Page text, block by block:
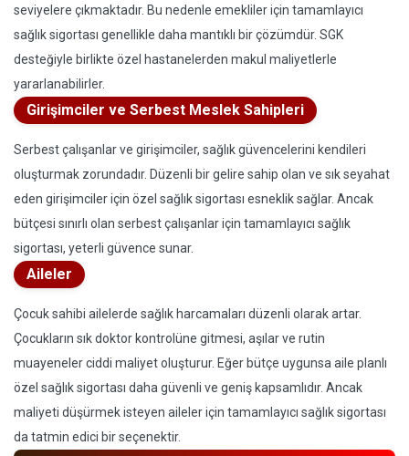
seviyelere çıkmaktadır. Bu nedenle emekliler için tamamlayıcı
sağlık sigortası genellikle daha mantıklı bir çözümdür. SGK
desteğiyle birlikte özel hastanelerden makul maliyetlerle
yararlanabilirler.
Girişimciler ve Serbest Meslek Sahipleri
Serbest çalışanlar ve girişimciler, sağlık güvencelerini kendileri
oluşturmak zorundadır. Düzenli bir gelire sahip olan ve sık seyahat
eden girişimciler için özel sağlık sigortası esneklik sağlar. Ancak
bütçesi sınırlı olan serbest çalışanlar için tamamlayıcı sağlık
sigortası, yeterli güvence sunar.
Aileler
Çocuk sahibi ailelerde sağlık harcamaları düzenli olarak artar.
Çocukların sık doktor kontrolüne gitmesi, aşılar ve rutin
muayeneler ciddi maliyet oluşturur. Eğer bütçe uygunsa aile planlı
özel sağlık sigortası daha güvenli ve geniş kapsamlıdır. Ancak
maliyeti düşürmek isteyen aileler için tamamlayıcı sağlık sigortası
da tatmin edici bir seçenektir.